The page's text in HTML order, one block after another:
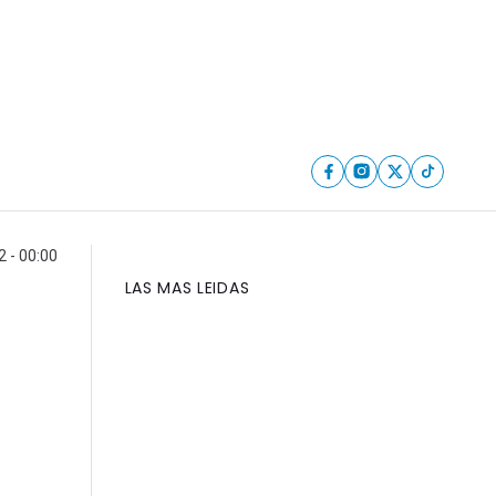
- 00:00
LAS MAS LEIDAS